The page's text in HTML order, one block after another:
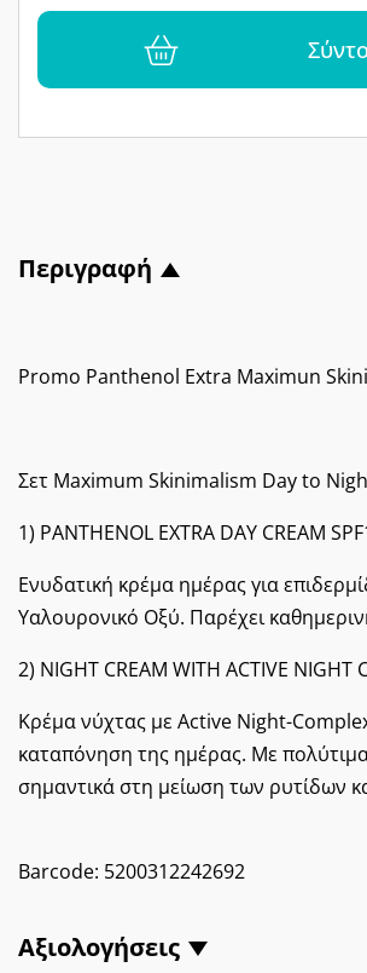
Περιγραφή
Promo Panthenol Extra Maximun
Σετ Maximum Skinimalism Day to
1) PANTHENOL EXTRA DAY CREAM
Ενυδατική κρέμα ημέρας για
Υαλουρονικό Οξύ. Παρέχει
2) NIGHT CREAM WITH ACTIVE NIGHT
Κρέμα νύχτας με Active Night-
καταπόνηση της ημέρας. Με
σημαντικά στη μείωση των ρυτίδων
Barcode: 5200312242692
Αξιολογήσεις